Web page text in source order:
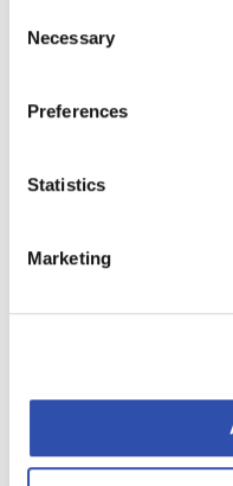
Selection
Necessary
Preferences
Statistics
Marketing
ohjaamme
liikenteessä
Muistutamme
lähijunissa kiertäen
konduktöörejä
laskeneet
täyttöasteet ovat
kapasiteetista
ottamatta.